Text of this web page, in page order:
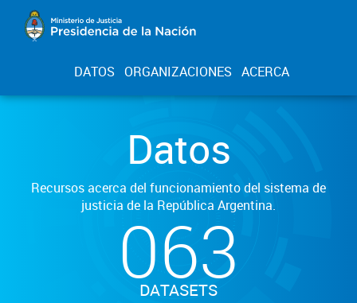
DATOS ORGANIZACIONES ACERCA
Datos
Recursos acerca del funcionamiento del sistema de
justicia de la República Argentina.
063
DATASETS